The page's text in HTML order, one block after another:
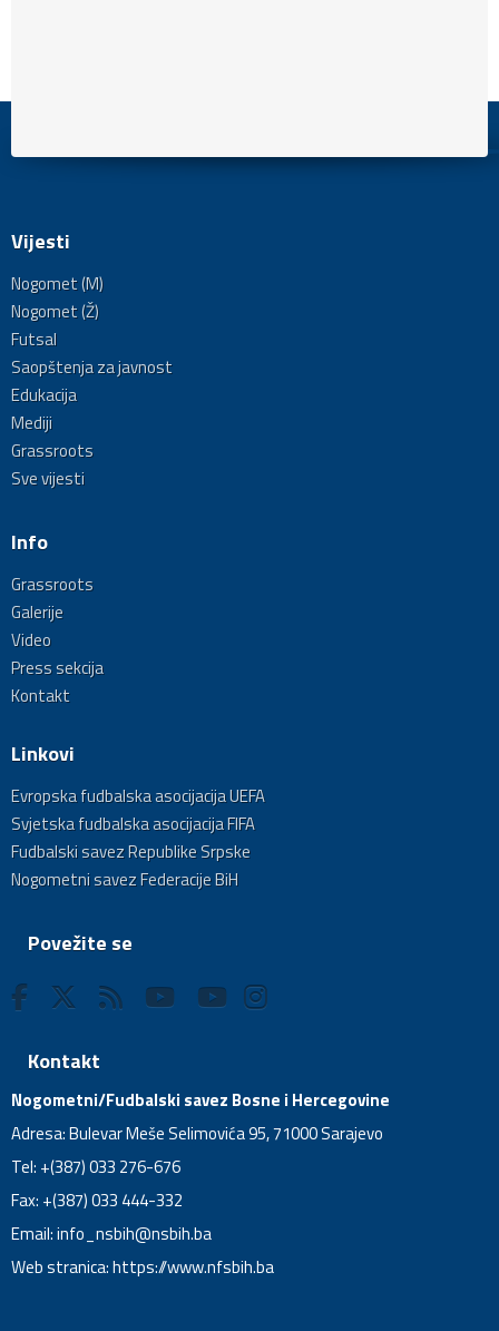
Vijesti
Nogomet (M)
Nogomet (Ž)
Futsal
Saopštenja za javnost
Edukacija
Mediji
Grassroots
Sve vijesti
Info
Grassroots
Galerije
Video
Press sekcija
Kontakt
Linkovi
Evropska fudbalska asocijacija UEFA
Svjetska fudbalska asocijacija FIFA
Fudbalski savez Republike Srpske
Nogometni savez Federacije BiH
Povežite se
Kontakt
Nogometni/Fudbalski savez Bosne i Hercegovine
Adresa: Bulevar Meše Selimovića 95, 71000 Sarajevo
Tel: +(387) 033 276-676
Fax: +(387) 033 444-332
Email:info_nsbih@nsbih.ba
Web stranica: https://www.nfsbih.ba